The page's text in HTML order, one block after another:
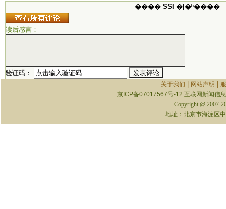
���� SSI �ļ�ʱ����
读后感言：
验证码：
关于我们 | 网站声明 |
京ICP备07017567号-12 互联网新闻信
Copyright @ 2007-
地址：北京市海淀区